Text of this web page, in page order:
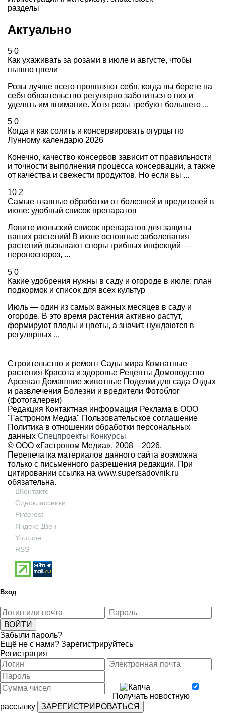
разделы
Актуально
5 0
Как ухаживать за розами в июле и августе, чтобы
пышно цвели
Розы лучше всего проявляют себя, когда вы берете на
себя обязательство регулярно заботиться о них и
уделять им внимание. Хотя розы требуют большего ...
5 0
Когда и как солить и консервировать огурцы по
Лунному календарю 2026
Конечно, качество консервов зависит от правильности
и точности выполнения процесса консервации, а также
от качества и свежести продуктов. Но если вы ...
10 2
Самые главные обработки от болезней и вредителей в
июле: удобный список препаратов
Ловите июльский список препаратов для защиты
ваших растений! В июле основные заболевания
растений вызывают споры грибных инфекций —
пероноспороз, ...
5 0
Какие удобрения нужны в саду и огороде в июле: план
подкормок и список для всех культур
Июль — один из самых важных месяцев в саду и
огороде. В это время растения активно растут,
формируют плоды и цветы, а значит, нуждаются в
регулярных ...
Строительство и ремонт Сады мира Комнатные
растения Красота и здоровье Рецепты Домоводство
Арсенал Домашние животные Поделки для сада Отдых
и развлечения Болезни и вредители Фотоблог
(фотогалереи)
Редакция Контактная информация Реклама в ООО
"Гастроном Медиа" Пользовательское соглашение
Политика в отношении обработки персональных
данных Спецпроекты Конкурсы
© ООО «Гастроном Медиа», 2008 – 2026.
Перепечатка материалов данного сайта возможна
только с письменного разрешения редакции. При
цитировании ссылка на www.supersadovnik.ru
обязательна.
ВКонтакте
Одноклассники
Pinterest
Яндекс Дзен
Youtube
RSS
Вход
Забыли пароль?
Ещё не с нами? Зарегистрируйтесь
Регистрация
Получать новостную
рассылку